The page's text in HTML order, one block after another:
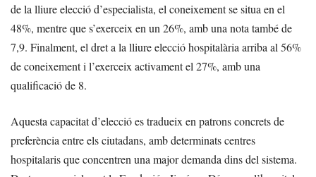
de la lliure elecció d’especialista, el coneixement se situa en el
48%, mentre que s’exerceix en un 26%, amb una nota també de
7,9. Finalment, el dret a la lliure elecció hospitalària arriba al 56%
de coneixement i l’exerceix activament el 27%, amb una
qualificació de 8.
Aquesta capacitat d’elecció es tradueix en patrons concrets de
preferència entre els ciutadans, amb determinats centres
hospitalaris que concentren una major demanda dins del sistema.